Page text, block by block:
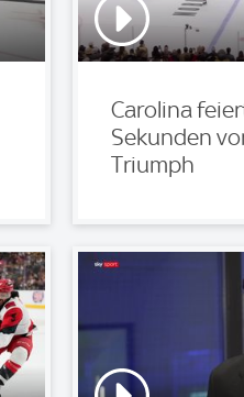
Carolina
Sekunden
Triumph